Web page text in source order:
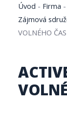
Úvod - Firma -
Zájmová
VOLNÉHO